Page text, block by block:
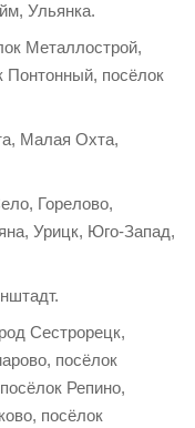
Ульянка.
Металлострой,
Понтонный, посёлок
Малая Охта,
Горелово,
Урицк, Юго-Запад,
Сестрорецк,
посёлок
Репино,
посёлок